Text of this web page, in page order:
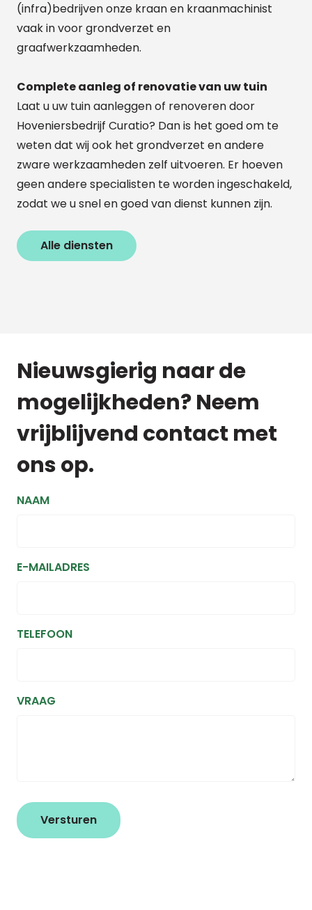
(infra)bedrijven onze kraan en kraanmachinist
vaak in voor grondverzet en
graafwerkzaamheden.
Complete aanleg of renovatie van uw tuin
Laat u uw tuin aanleggen of renoveren door
Hoveniersbedrijf Curatio? Dan is het goed om te
weten dat wij ook het grondverzet en andere
zware werkzaamheden zelf uitvoeren. Er hoeven
geen andere specialisten te worden ingeschakeld,
zodat we u snel en goed van dienst kunnen zijn.
Alle diensten
Nieuwsgierig naar de
mogelijkheden? Neem
vrijblijvend contact met
ons op.
NAAM
E-MAILADRES
TELEFOON
VRAAG